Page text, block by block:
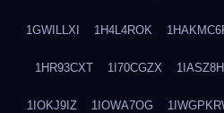
1GWILLXI 1H4L4ROK
1HR93CXT 1I70CGZX
1IOKJ9IZ 1IOWA7OG